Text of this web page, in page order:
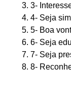
3-
4- Seja
5- Boa
6- Seja
7- Seja
8-